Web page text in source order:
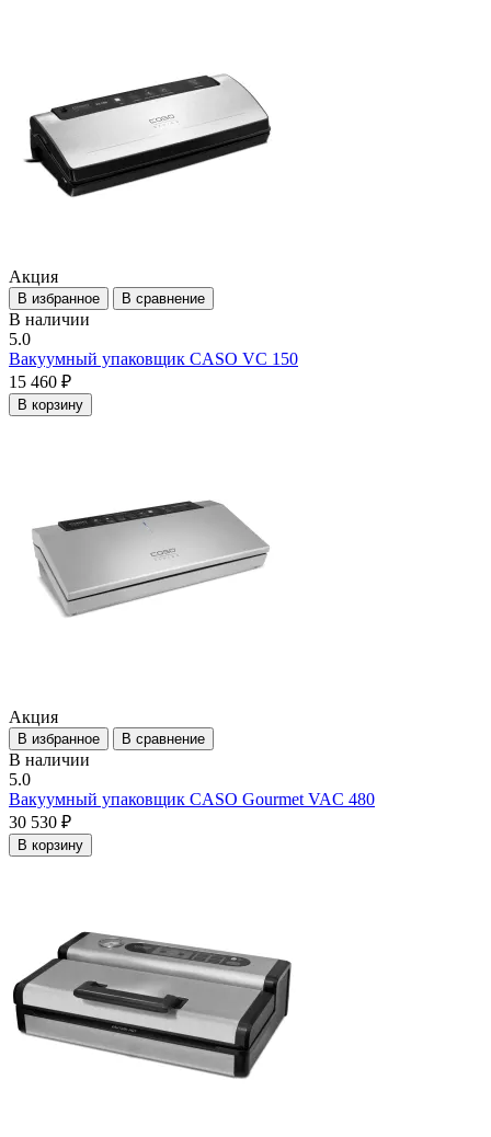
Акция
В избранное В сравнение
В наличии
5.0
Вакуумный упаковщик CASO VC 150
15 460 ₽
В корзину
Акция
В избранное В сравнение
В наличии
5.0
Вакуумный упаковщик CASO Gourmet VAC 480
30 530 ₽
В корзину